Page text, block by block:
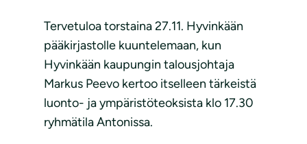
Tervetuloa torstaina 27.11. Hyvinkään
pääkirjastolle kuuntelemaan, kun
Hyvinkään kaupungin talousjohtaja
Markus Peevo kertoo itselleen tärkeistä
luonto- ja ympäristöteoksista klo 17.30
ryhmätila Antonissa.